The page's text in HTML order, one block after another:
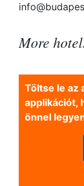
More
Töltse le az
applikációt,
önnel